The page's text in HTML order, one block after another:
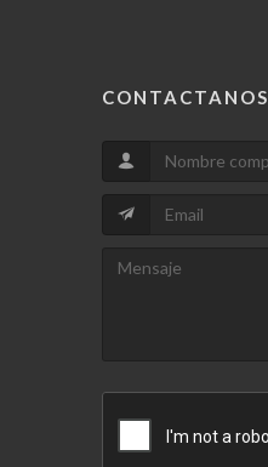
CONTACTANOS